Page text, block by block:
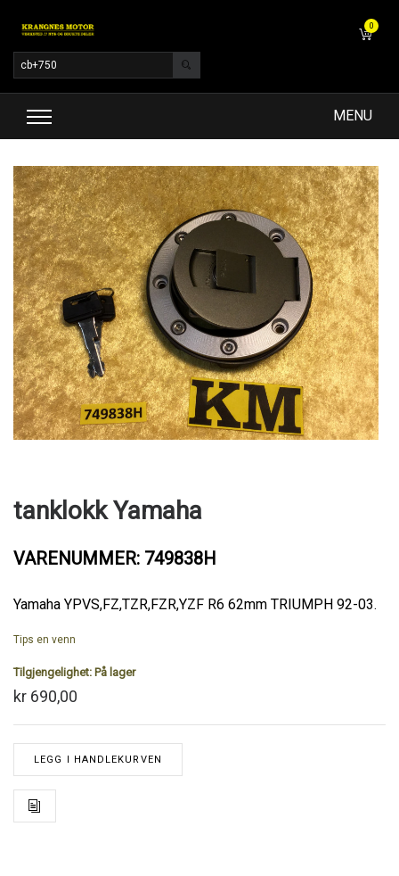
0
MENU
tanklokk Yamaha
VARENUMMER: 749838H
Yamaha YPVS,FZ,TZR,FZR,YZF R6 62mm TRIUMPH 92-03.
Tips en venn
Tilgjengelighet: På lager
kr 690,00
LEGG I HANDLEKURVEN